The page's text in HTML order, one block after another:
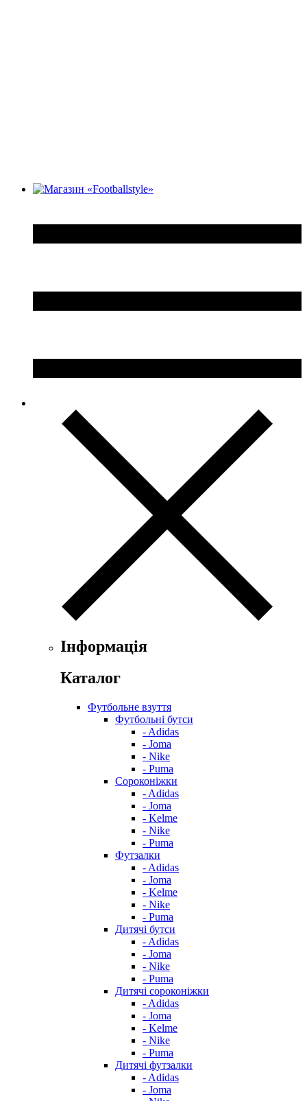
Інформація
Каталог
Футбольне взуття
Футбольні бутси
- Adidas
- Joma
- Nike
- Puma
Сороконіжки
- Adidas
- Joma
- Kelme
- Nike
- Puma
Футзалки
- Adidas
- Joma
- Kelme
- Nike
- Puma
Дитячі бутси
- Adidas
- Joma
- Nike
- Puma
Дитячі сороконіжки
- Adidas
- Joma
- Kelme
- Nike
- Puma
Дитячі футзалки
- Adidas
- Joma